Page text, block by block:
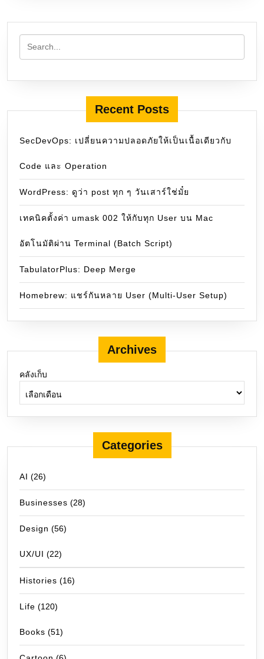
Recent Posts
SecDevOps: เปลี่ยนความปลอดภัยให้เป็นเนื้อเดียวกับ
Code และ Operation
WordPress: ดูว่า post ทุก ๆ วันเสาร์ใช่มั๋ย
เทคนิคตั้งค่า umask 002 ให้กับทุก User บน Mac
อัตโนมัติผ่าน Terminal (Batch Script)
TabulatorPlus: Deep Merge
Homebrew: แชร์กันหลาย User (Multi-User Setup)
Archives
คลังเก็บ
Categories
AI (26)
Businesses (28)
Design (56)
UX/UI (22)
Histories (16)
Life (120)
Books (51)